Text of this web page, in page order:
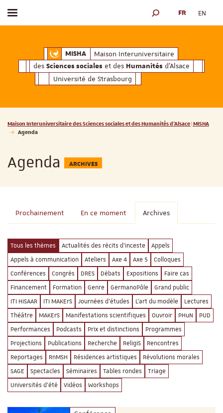
MISHAMaison Interuniversitaire des
Maison Interuniversitaire
des Sciences sociales et des Humanités d'Alsace
Université de Strasbourg
Afficher / masquer le menu MOTEUR DE
FR EN
Vous êtes ici :
Maison Interuniversitaire des Sciences sociales et des Humanités d'Alsace | MISHA
Agenda
Agenda ARCHIVES
Prochainement En ce moment Archives
Tous les thèmes Actualités des récits d'inceste
Appels
Appels à communication
Ateliers Axe 4 Axe 5
Colloques
Conférences
Congrès DRES Débats Expositions
Faire cas
Financement
Formation Genre GermanoPôle
Grand public
ITI HiSAAR
ITI MAKErS Journées d'études L'art du modèle
Lectures
Théâtre
MAKErS Manifestations scientifiques Ouvroir PHuN
PUD
Performances
Podcasts Prix et distinctions
Programmes
Projections
Publications Recherche ReligiS
Rencontres
Reportages
RnMSH Résidences artistiques
Révolutions morales
SAGE
Spectacles Séminaires Tables rondes
Triage
Universités d'été
Vidéos Workshops